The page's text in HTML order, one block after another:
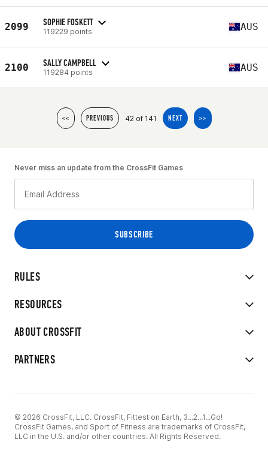
2099 SOPHIE FOSKETT
119229 points AUS
2100 SALLY CAMPBELL
119284 points AUS
<< PREVIOUS 42 of 141 NEXT >>
RULES
RESOURCES
ABOUT CROSSFIT
PARTNERS
Never miss an update from the CrossFit Games
© 2026 CrossFit, LLC. CrossFit, Fittest on Earth, 3...2...1...Go!
CrossFit Games, and Sport of Fitness are trademarks of CrossFit,
LLC in the U.S. and/or other countries. All Rights Reserved.